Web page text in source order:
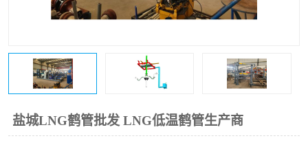
盐城LNG鹤管批发 LNG低温鹤管生产商